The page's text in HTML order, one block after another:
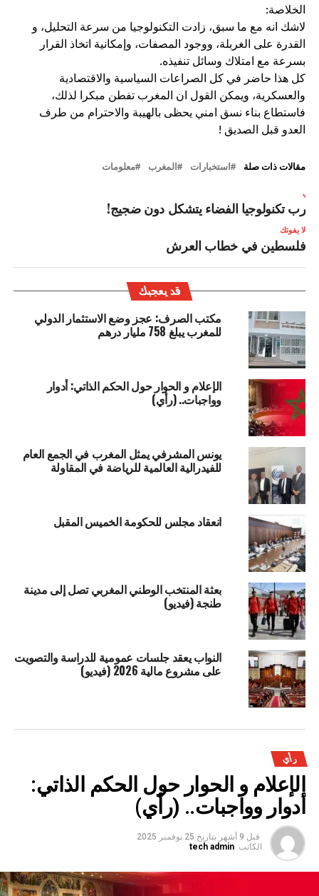
الخلاصة:
لاشك انه مع ما سبق، زادت التكنولوجيا من سرعة التحليل، و
القدرة على الغربلة، ووجود المصفات، وإمكانية اتخاذ القرار
بسرعة مع امتلاك وسائل تنفيذه.
كل هذا حاضر في كل الصراعات السياسية والاقتصادية
والعسكرية، ويمكن القول ان المغرب تفطن مبكرا لذلك،
فاستطاع بناء نسق امني يحظى بالهيبة والاحترام من طرف
العدو قبل الصديق !
مقالات ذات صلة استخبارات المغرب معلومات
تكنولوجيا الفضاء يتشكل دون ضجيج!
لا يفوتك
فلسطين في خطاب العرش
قد يعجبك
مكتب الصرف: عجز وضع الاستثمار الدولي
للمغرب يبلغ 758 مليار درهم
الإعلام و الحوار حول الحكم الذاتي: أدوار
وواجبات.. (رأي)
يونس المشرفي يمثل المغرب في الجمع العام
للفيدرالية العالمية للرياضة في المقاولة
انعقاد مجلس للحكومة الخميس المقبل
بعثة المنتخب الوطني المغربي تصل إلى مدينة
طنجة (فيديو)
النواب يعقد جلسات عمومية للدراسة والتصويت
على مشروع مالية 2026 (فيديو)
رأي
الإعلام و الحوار حول الحكم الذاتي:
أدوار وواجبات.. (رأي)
قبل 9 أشهر بتاريخ 25 نوفمبر 2025
الكاتب: tech admin